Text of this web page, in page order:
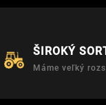
ŠIROKÝ
Máme veľký